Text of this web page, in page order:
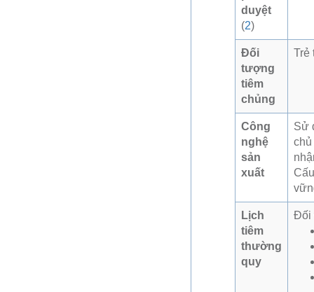
duyệt
(2)
Đối
tượng
tiêm
chủng
Trẻ
Công
nghệ
sản
xuất
Sử
Lịch
tiêm
thường
quy
Đối